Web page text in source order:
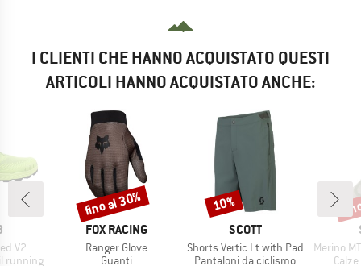
I CLIENTI CHE HANNO ACQUISTATO QUESTI
ARTICOLI HANNO ACQUISTATO ANCHE:
V2
running
MARCHIO
FOX RACING
Articolo
Ranger Glove
Gruppo di prodotti
Guanti
Sconto
fino al 30%
MARCHIO
SCOTT
Articolo
Shorts Vertic Lt with Pad
Gruppo di prodotti
Pantaloni da ciclismo
Sconto
10%
Articolo
Merino